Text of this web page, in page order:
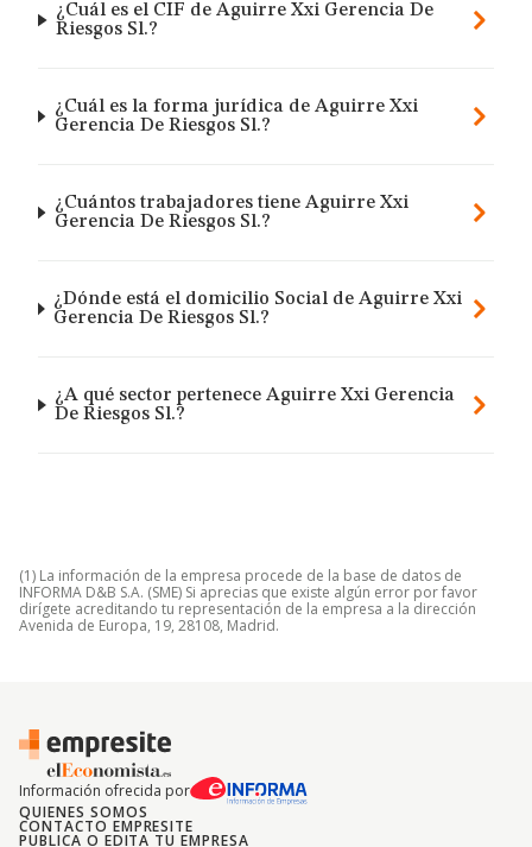
¿Cuál es el CIF de Aguirre Xxi Gerencia De
Riesgos Sl.?
¿Cuál es la forma jurídica de Aguirre Xxi
Gerencia De Riesgos Sl.?
¿Cuántos trabajadores tiene Aguirre Xxi
Gerencia De Riesgos Sl.?
¿Dónde está el domicilio Social de Aguirre Xxi
Gerencia De Riesgos Sl.?
¿A qué sector pertenece Aguirre Xxi Gerencia
De Riesgos Sl.?
(1) La información de la empresa procede de la base de datos de
INFORMA D&B S.A. (SME) Si aprecias que existe algún error por favor
dirígete acreditando tu representación de la empresa a la dirección
Avenida de Europa, 19, 28108, Madrid.
Información ofrecida por
QUIENES SOMOS
CONTACTO EMPRESITE
PUBLICA O EDITA TU EMPRESA